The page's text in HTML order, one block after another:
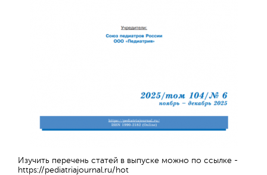
Изучить перечень статей в выпуске можно по ссылке -
https://pediatriajournal.ru/hot